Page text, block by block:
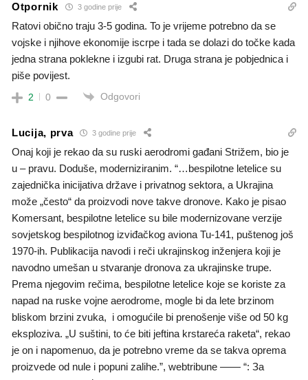
Otpornik 3 godine prije
Ratovi obično traju 3-5 godina. To je vrijeme potrebno da se
vojske i njihove ekonomije iscrpe i tada se dolazi do točke kada
jedna strana poklekne i izgubi rat. Druga strana je pobjednica i
piše povijest.
2 0 Odgovori
Lucija, prva 3 godine prije
Onaj koji je rekao da su ruski aerodromi gađani Strižem, bio je
u – pravu. Doduše, moderniziranim. “…bespilotne letelice su
zajednička inicijativa države i privatnog sektora, a Ukrajina
može „često“ da proizvodi nove takve dronove. Kako je pisao
Komersant, bespilotne letelice su bile modernizovane verzije
sovjetskog bespilotnog izviđačkog aviona Tu-141, puštenog još
1970-ih. Publikacija navodi i reči ukrajinskog inženjera koji je
navodno umešan u stvaranje dronova za ukrajinske trupe.
Prema njegovim rečima, bespilotne letelice koje se koriste za
napad na ruske vojne aerodrome, mogle bi da lete brzinom
bliskom brzini zvuka, i omogućile bi prenošenje više od 50 kg
eksploziva. „U suštini, to će biti jeftina krstareća raketa“, rekao
je on i napomenuo, da je potrebno vreme da se takva oprema
proizvede od nule i popuni zalihe.”, webtribune —— “: За